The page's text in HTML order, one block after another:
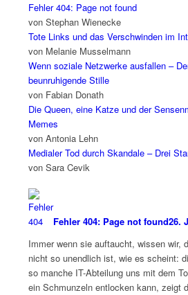
Fehler 404: Page not found
von Stephan Wienecke
Tote Links und das Verschwinden im
von Melanie Musselmann
Wenn soziale Netzwerke ausfallen –
beunruhigende Stille
von Fabian Donath
Die Queen, eine Katze und der
Memes
von Antonia Lehn
Medialer Tod durch Skandale – Drei
von Sara Cevik
Fehler 404: Page not found26.
Immer wenn sie auftaucht, wissen wir,
nicht so unendlich ist, wie es scheint:
so manche IT-Abteilung uns mit dem
ein Schmunzeln entlocken kann, zeigt